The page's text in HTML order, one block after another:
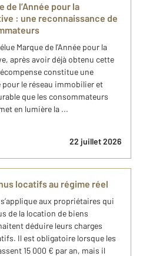
de l’Année pour la
: une reconnaissance de
Marque de l’Année pour la
après avoir déjà obtenu cette
constitue une
le réseau immobilier et
que les consommateurs
en lumière la ...
22 juillet 2026
locatifs au régime réel
aux propriétaires qui
de la location de biens
déduire leurs charges
Il est obligatoire lorsque les
15 000 € par an, mais il